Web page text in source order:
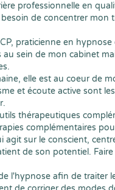
professionnelle en
besoin de concentrer
praticienne en
sein de mon cabinet
elle est au coeur de
et écoute active sont
thérapeutiques
complémentaires
agit sur le conscient,
de son potentiel.
l'hypnose afin de traiter